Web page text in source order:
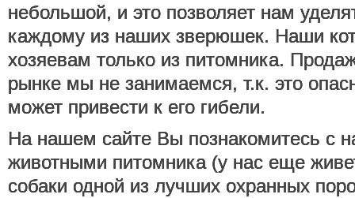
небольшой, и это позволяет нам
каждому из наших зверюшек. Наши
хозяевам только из питомника.
рынке мы не занимаемся, т.к. это
может привести к его гибели.
На нашем сайте Вы познакомитесь с
животными питомника (у нас еще
собаки одной из лучших охранных